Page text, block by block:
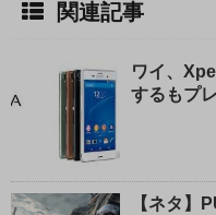
関連記事
ワイ、
するもプ
【ネタ】